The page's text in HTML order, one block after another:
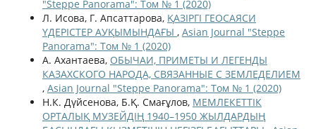
"Steppe Panorama": Том № 1 (2020)
Л. Исова, Г. Апсаттарова, ҚАЗІРГІ ГЕОСАЯСИ
ҮДЕРІСТЕР АУҚЫМЫНДАҒЫ , Asian Journal "Steppe
Panorama": Том № 1 (2020)
А. Ахантаева, ОБЫЧАИ, ПРИМЕТЫ И ЛЕГЕНДЫ
КАЗАХСКОГО НАРОДА, СВЯЗАННЫЕ С ЗЕМЛЕДЕЛИЕМ
, Asian Journal "Steppe Panorama": Том № 1 (2020)
Н.К. Дүйсенова, Б.Қ. Смағұлов, МЕМЛЕКЕТТІК
ОРТАЛЫҚ МУЗЕЙДІҢ 1940–1950 ЖЫЛДАРДЫҢ